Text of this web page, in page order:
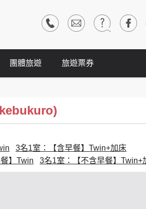
團體旅遊 旅遊票券
3名1室：【含早餐】Twin+加床
】Twin 3名1室：【不含早餐】Twin+